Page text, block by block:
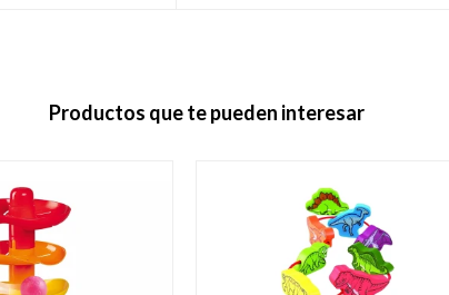
Productos que te pueden interesar